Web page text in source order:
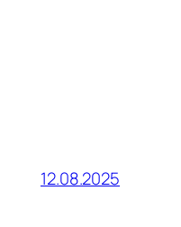
12.08.2025